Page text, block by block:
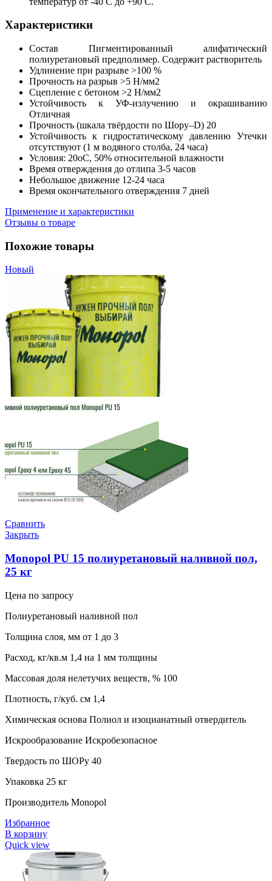
Характеристики
Состав Пигментированный алифатический
полиуретановый предполимер. Содержит растворитель
Удлинение при разрыве >100 %
Прочность на разрыв >5 Н/мм2
Сцепление с бетоном >2 Н/мм2
Устойчивость к УФ-излучению и окрашиванию
Отличная
Прочность (шкала твёрдости по Шору–D) 20
Устойчивость к гидростатическому давлению Утечки
отсутствуют (1 м водяного столба, 24 часа)
Условия: 20oС, 50% относительной влажности
Время отверждения до отлипа 3-5 часов
Небольшое движение 12-24 часа
Время окончательного отверждения 7 дней
Применение и характеристики
Отзывы о товаре
Похожие товары
Новый
Сравнить
Закрыть
Monopol PU 15 полиуретановый наливной пол,
25 кг
Цена по запросу
Полиуретановый наливной пол
Толщина слоя, мм от 1 до 3
Расход, кг/кв.м 1,4 на 1 мм толщины
Массовая доля нелетучих веществ, % 100
Плотность, г/куб. см 1,4
Химическая основа Полиол и изоцианатный отвердитель
Искрообразование Искробезопасное
Твердость по ШОРу 40
Упаковка 25 кг
Производитель Monopol
Избранное
В корзину
Quick view